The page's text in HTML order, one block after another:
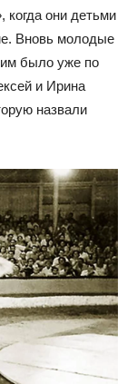
когда они детьми
Вновь молодые
им было уже по
и Ирина
назвали